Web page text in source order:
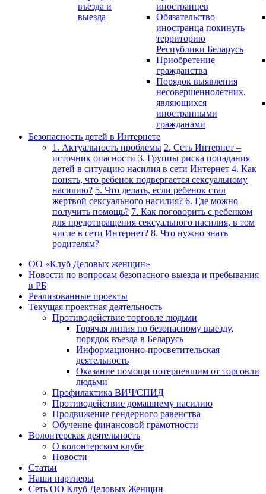
въезда и
выезда
иностранцев
Обязательство
иностранца покинуть
территорию
Республики Беларусь
Приобретение
гражданства
Порядок выявления
несовершеннолетних,
являющихся
иностранными
гражданами
Безопасность детей в Интернете
1. Актуальность проблемы 2. Сеть Интернет –
источник опасности 3. Группы риска попадания
детей в ситуацию насилия в сети Интернет 4. Как
понять, что ребенок подвергается сексуальному
насилию? 5. Что делать, если ребенок стал
жертвой сексуального насилия? 6. Где можно
получить помощь? 7. Как поговорить с ребенком
для предотвращения сексуального насилия, в том
числе в сети Интернет? 8. Что нужно знать
родителям?
ОО «Клуб Деловых женщин»
Новости по вопросам безопасного выезда и пребывания
в РБ
Реализованные проекты
Текущая проектная деятельность
Противодействие торговле людьми
Горячая линия по безопасному выезду,
порядок въезда в Беларусь
Информационно-просветительская
деятельность
Оказание помощи потерпевшим от торговли
людьми
Профилактика ВИЧ/СПИД
Противодействие домашнему насилию
Продвижение гендерного равенства
Обучение финансовой грамотности
Волонтерская деятельность
О волонтерском клубе
Новости
Статьи
Наши партнеры
Сеть ОО Клуб Деловых Женщин